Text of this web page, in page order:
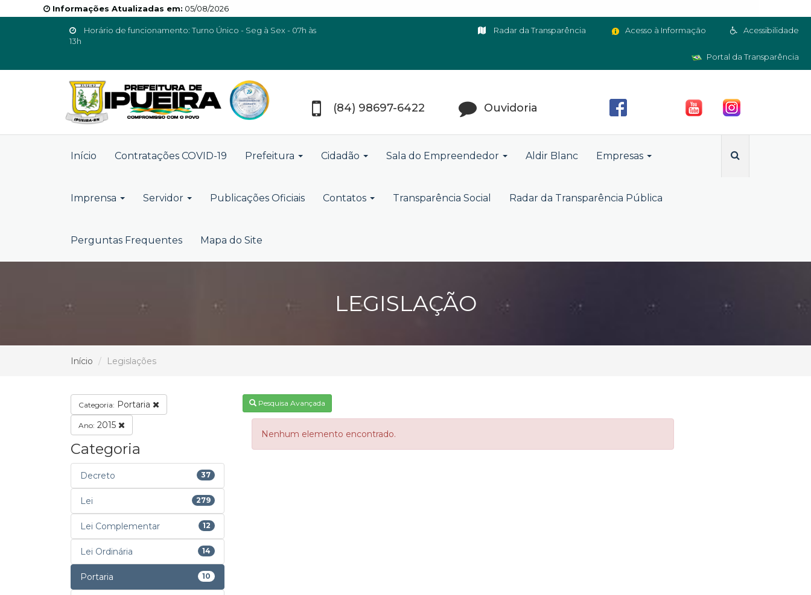
Informações Atualizadas em: 05/08/2026
Horário de funcionamento: Turno Único - Seg à Sex - 07h às
13h
Acessibilidade
Acesso à Informação
Radar da Transparência
Portal da Transparência
(84) 98697-6422 Ouvidoria
Início Contratações COVID-19 Prefeitura Cidadão Sala do Empreendedor Aldir Blanc Empresas
Imprensa Servidor Publicações Oficiais Contatos Transparência Social Radar da Transparência Pública
Perguntas Frequentes Mapa do Site
LEGISLAÇÃO
Início Legislações
Categoria: Portaria
Ano: 2015
Categoria
Decreto 37
Lei 279
Lei Complementar 12
Lei Ordinária 14
Portaria 10
Pesquisa Avançada
Nenhum elemento encontrado.